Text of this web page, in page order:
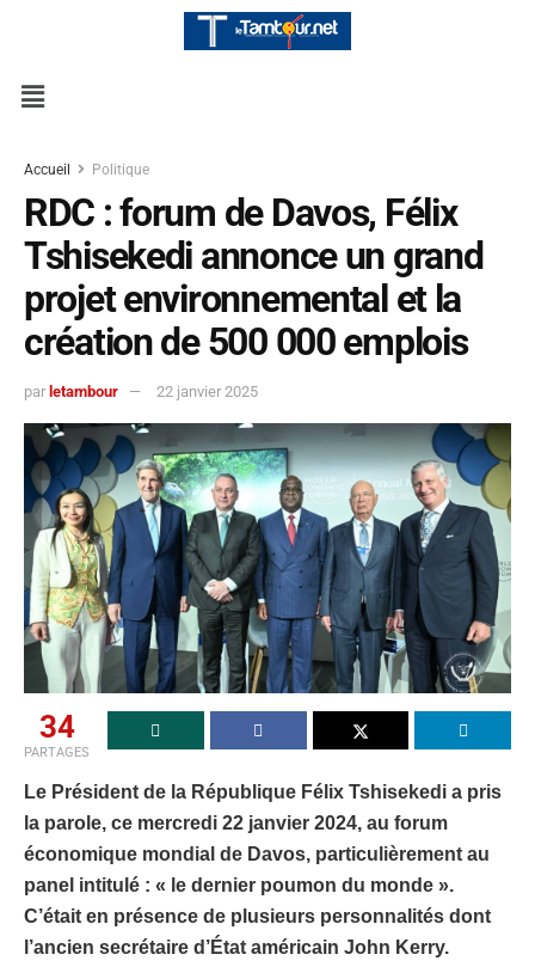
Accueil Politique
RDC : forum de Davos, Félix
Tshisekedi annonce un grand
projet environnemental et la
création de 500 000 emplois
par letambour 22 janvier 2025
34
PARTAGES
Le Président de la République Félix Tshisekedi a pris
la parole, ce mercredi 22 janvier 2024, au forum
économique mondial de Davos, particulièrement au
panel intitulé : « le dernier poumon du monde ».
C’était en présence de plusieurs personnalités dont
l’ancien secrétaire d’État américain John Kerry.